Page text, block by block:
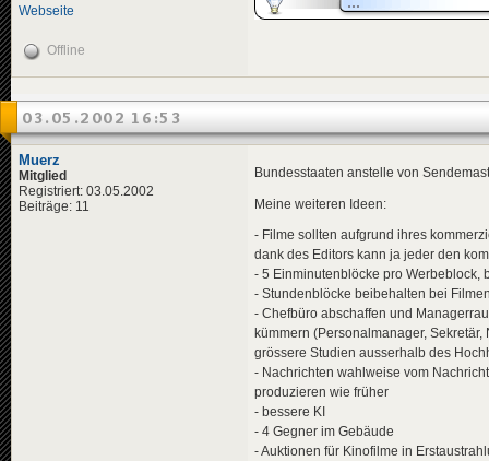
Webseite
Offline
03.05.2002 16:53
Muerz
Mitglied
Registriert: 03.05.2002
Beiträge: 11
Bundesstaaten anstelle von
Meine weiteren Ideen:
- Filme sollten aufgrund ihres
dank des Editors kann ja jeder den
- 5 Einminutenblöcke pro Werbeblock,
- Stundenblöcke beibehalten bei
- Chefbüro abschaffen und
kümmern (Personalmanager,
grössere Studien ausserhalb des
- Nachrichten wahlweise vom
produzieren wie früher
- bessere KI
- 4 Gegner im Gebäude
- Auktionen für Kinofilme in